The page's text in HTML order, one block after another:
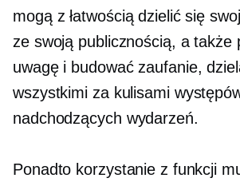
mogą z łatwością dzielić się
ze swoją publicznością, a także
uwagę i budować zaufanie,
wszystkimi za kulisami
nadchodzących wydarzeń.
Ponadto korzystanie z funkcji